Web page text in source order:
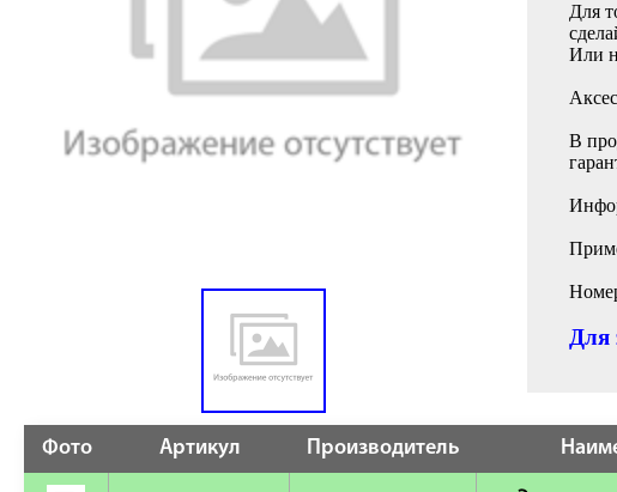
Для
Или
В
Для
Фото Артикул Производитель